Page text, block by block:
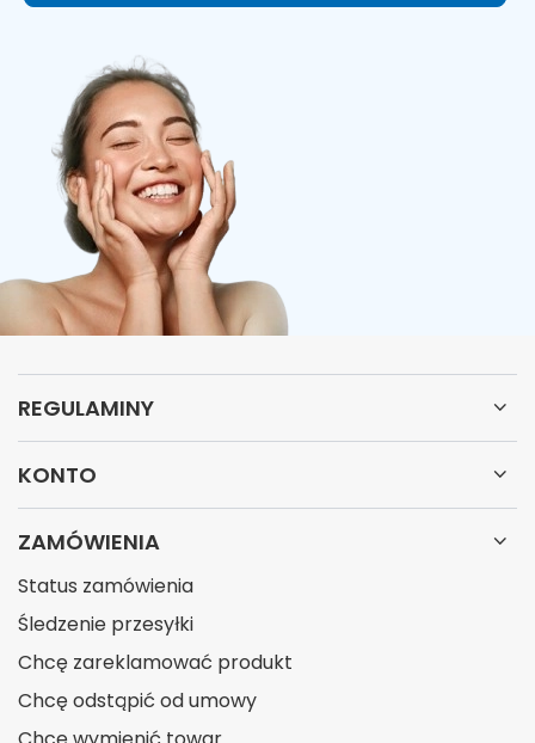
REGULAMINY
KONTO
ZAMÓWIENIA
Status zamówienia
Śledzenie przesyłki
Chcę zareklamować produkt
Chcę odstąpić od umowy